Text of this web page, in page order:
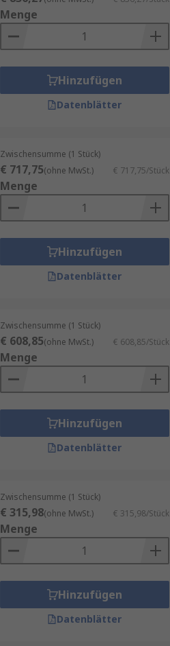
Menge
Hinzufügen
Datenblätter
Zwischensumme (1 Stück)
€ 717,75(ohne MwSt.) € 717,75/Stück
Menge
Hinzufügen
Datenblätter
Zwischensumme (1 Stück)
€ 608,85(ohne MwSt.) € 608,85/Stück
Menge
Hinzufügen
Datenblätter
Zwischensumme (1 Stück)
€ 315,98(ohne MwSt.) € 315,98/Stück
Menge
Hinzufügen
Datenblätter